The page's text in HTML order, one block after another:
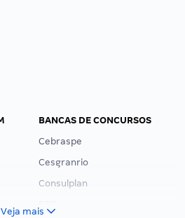
BANCAS DE CONCURSOS
Cebraspe
Cesgranrio
Consulplan
Veja mais